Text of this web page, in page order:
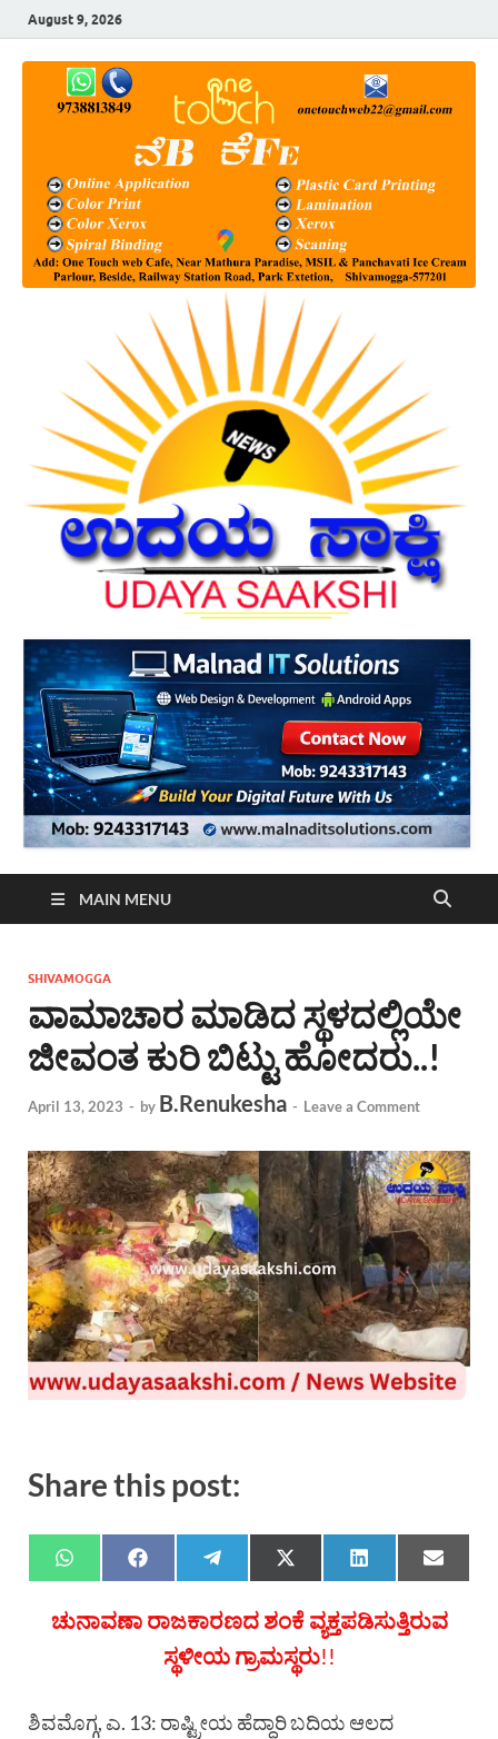
August 9, 2026
MAIN MENU
SHIVAMOGGA
ವಾಮಾಚಾರ ಮಾಡಿದ ಸ್ಥಳದಲ್ಲಿಯೇ
ಜೀವಂತ ಕುರಿ ಬಿಟ್ಟು ಹೋದರು..!
April 13, 2023 - by B.Renukesha - Leave a Comment
Share this post:
ಚುನಾವಣಾ ರಾಜಕಾರಣದ ಶಂಕೆ ವ್ಯಕ್ತಪಡಿಸುತ್ತಿರುವ
ಸ್ಥಳೀಯ ಗ್ರಾಮಸ್ಥರು!!
ಶಿವಮೊಗ್ಗ, ಎ. 13: ರಾಷ್ಟ್ರೀಯ ಹೆದ್ಧಾರಿ ಬದಿಯ ಆಲದ